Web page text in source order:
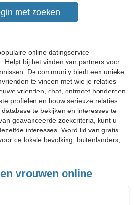
online datingservice
Helpt bij het vinden van partners voor
De community biedt een unieke
te vinden met wie je relaties
vrienden, chat, ontmoet honderden
profielen en bouw serieuze relaties
te bekijken en interesses te
geavanceerde zoekcriteria, kunt u
interesses. Word lid van gratis
de lokale bevolking, buitenlanders,
vrouwen online